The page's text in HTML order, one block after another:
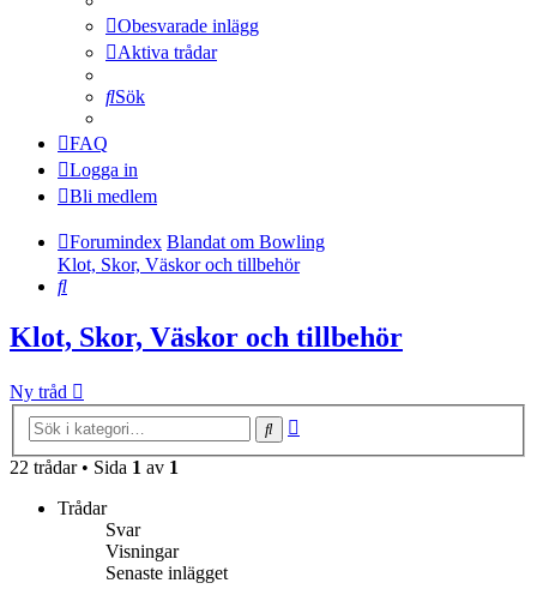
Obesvarade inlägg
Aktiva trådar
Sök
FAQ
Logga in
Bli medlem
Forumindex Blandat om Bowling
Klot, Skor, Väskor och tillbehör
Sök
Klot, Skor, Väskor och tillbehör
Ny tråd
Sök
22 trådar • Sida 1 av 1
Trådar
Svar
Visningar
Senaste inlägget